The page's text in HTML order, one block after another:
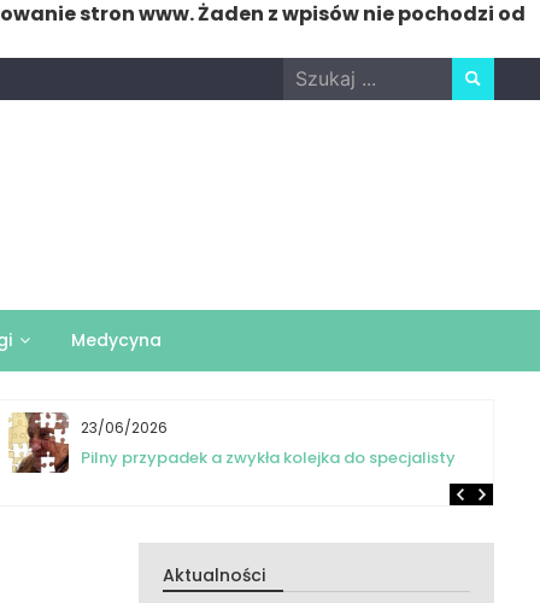
stron www. Żaden z wpisów nie pochodzi od
Search
for:
Medycyna
23/06/2026
Pilny przypadek a zwykła kolejka do specjalisty
Aktualności